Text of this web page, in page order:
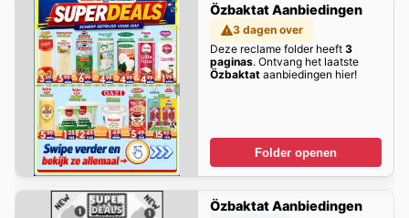
Özbaktat Aanbiedingen
3 dagen over
Deze reclame folder heeft 3
paginas. Ontvang het laatste
Özbaktat aanbiedingen hier!
Folder openen
Özbaktat Aanbiedingen